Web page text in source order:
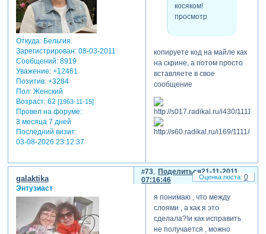
Откуда:Бельгия.
Зарегистрирован: 08-03-2011
Сообщений:8919
Уважение: +12461
Позитив: +3284
Пол:Женский
Возраст:62 [1963-11-15]
Провел на форуме:
3 месяца 7 дней
Последний визит:
03-08-2026 23:12:37
косяком!
просмотр
копируете код на майле как
на скрине, а потом просто
вставляете в свое
сообщение
Поделиться
73
21-11-2011
07:16:46
galaktika
Энтузиаст
я понимаю , что между
слоями , а как я это
сделала?!и как исправить
не получается , можно
0